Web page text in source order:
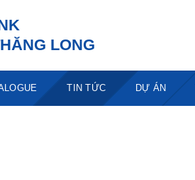
LONG
TIN TỨC DỰ ÁN